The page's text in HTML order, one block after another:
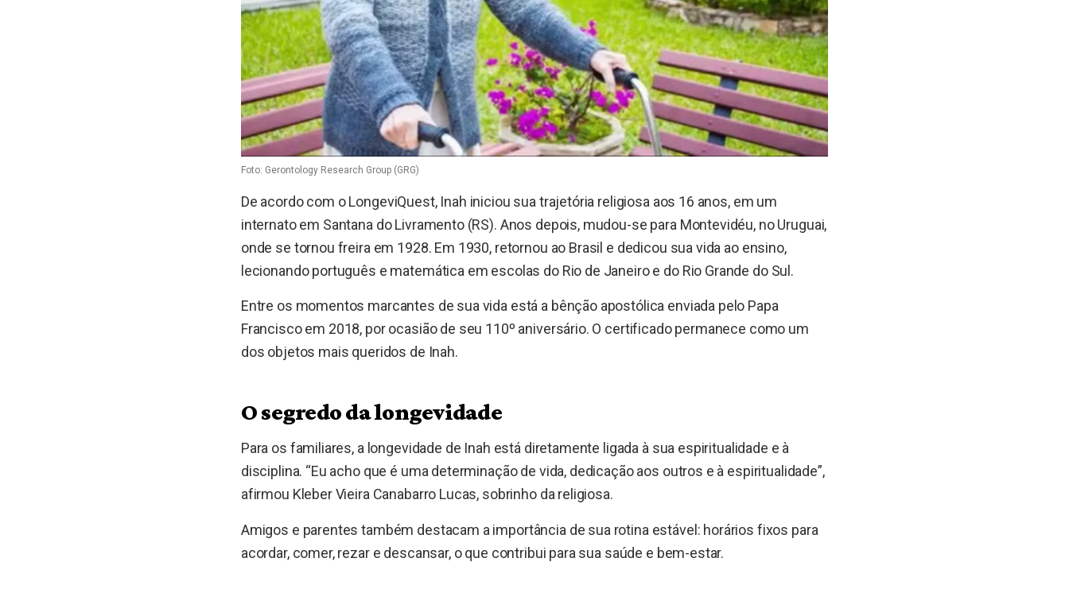
Foto: Gerontology Research Group (GRG)
De acordo com o LongeviQuest, Inah iniciou sua trajetória religiosa aos 16 anos, em um
internato em Santana do Livramento (RS). Anos depois, mudou-se para Montevidéu, no Uruguai,
onde se tornou freira em 1928. Em 1930, retornou ao Brasil e dedicou sua vida ao ensino,
lecionando português e matemática em escolas do Rio de Janeiro e do Rio Grande do Sul.
Entre os momentos marcantes de sua vida está a bênção apostólica enviada pelo Papa
Francisco em 2018, por ocasião de seu 110º aniversário. O certificado permanece como um
dos objetos mais queridos de Inah.
O segredo da longevidade
Para os familiares, a longevidade de Inah está diretamente ligada à sua espiritualidade e à
disciplina. “Eu acho que é uma determinação de vida, dedicação aos outros e à espiritualidade”,
afirmou Kleber Vieira Canabarro Lucas, sobrinho da religiosa.
Amigos e parentes também destacam a importância de sua rotina estável: horários fixos para
acordar, comer, rezar e descansar, o que contribui para sua saúde e bem-estar.